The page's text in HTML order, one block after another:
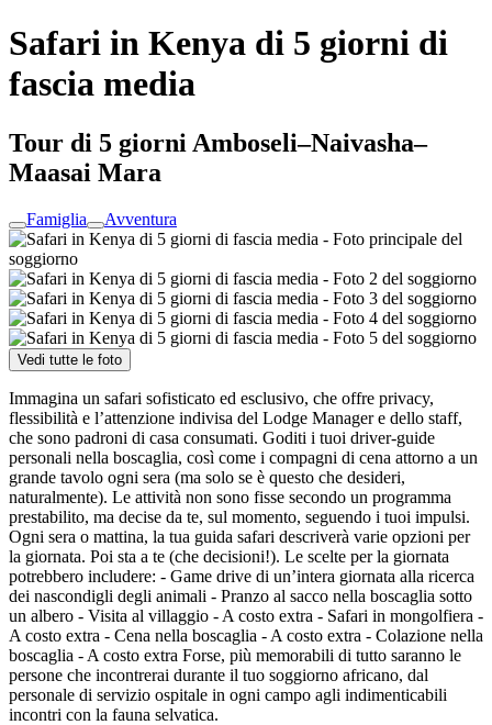
Safari in Kenya di 5 giorni di
fascia media
Tour di 5 giorni Amboseli–Naivasha–
Maasai Mara
Famiglia Avventura
Vedi tutte le foto
Immagina un safari sofisticato ed esclusivo, che offre privacy,
flessibilità e l’attenzione indivisa del Lodge Manager e dello staff,
che sono padroni di casa consumati. Goditi i tuoi driver-guide
personali nella boscaglia, così come i compagni di cena attorno a un
grande tavolo ogni sera (ma solo se è questo che desideri,
naturalmente). Le attività non sono fisse secondo un programma
prestabilito, ma decise da te, sul momento, seguendo i tuoi impulsi.
Ogni sera o mattina, la tua guida safari descriverà varie opzioni per
la giornata. Poi sta a te (che decisioni!). Le scelte per la giornata
potrebbero includere: - Game drive di un’intera giornata alla ricerca
dei nascondigli degli animali - Pranzo al sacco nella boscaglia sotto
un albero - Visita al villaggio - A costo extra - Safari in mongolfiera -
A costo extra - Cena nella boscaglia - A costo extra - Colazione nella
boscaglia - A costo extra Forse, più memorabili di tutto saranno le
persone che incontrerai durante il tuo soggiorno africano, dal
personale di servizio ospitale in ogni campo agli indimenticabili
incontri con la fauna selvatica.